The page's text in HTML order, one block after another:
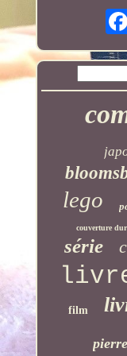
lego
couverture
série
film
pierre